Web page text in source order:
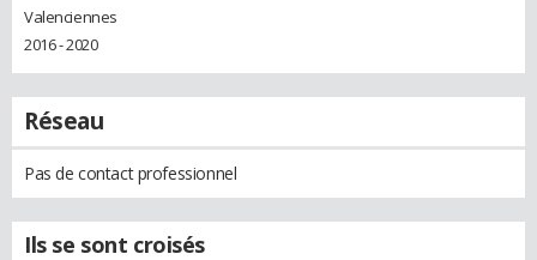
Valenciennes
2016 - 2020
Réseau
Pas de contact professionnel
Ils se sont croisés